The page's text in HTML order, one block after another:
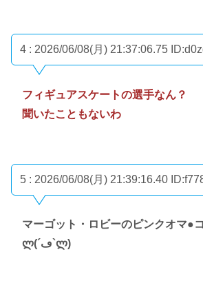
4 : 2026/06/08(月) 21:37:06.75
フィギュアスケートの選手なん？
聞いたこともないわ
5 : 2026/06/08(月) 21:39:16.40
マーゴット・ロビーのピンクオマ●
ლ(´ڡ`ლ)